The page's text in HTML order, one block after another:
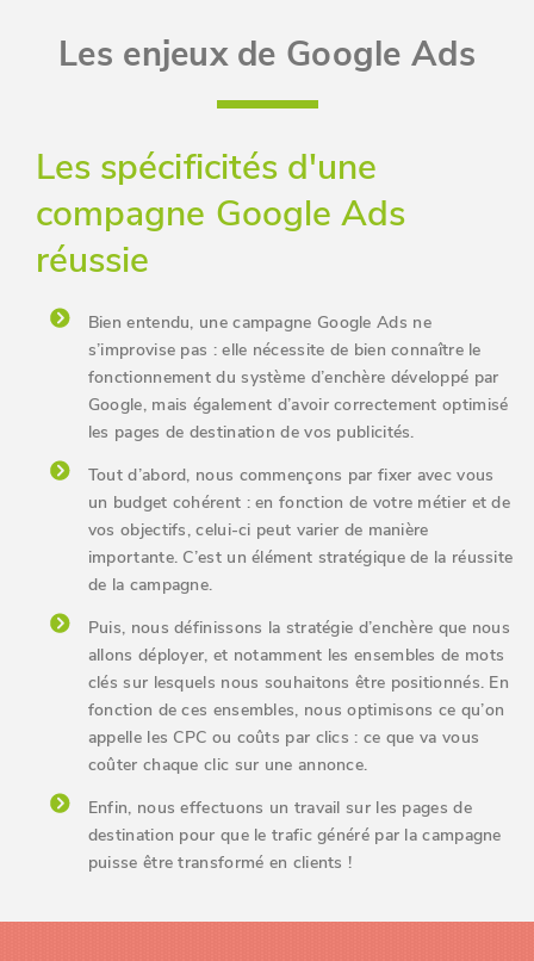
Les enjeux de Google Ads
Les spécificités d'une
compagne Google Ads
réussie
Bien entendu, une campagne Google Ads ne
s’improvise pas : elle nécessite de bien connaître le
fonctionnement du système d’enchère développé par
Google, mais également d’avoir correctement optimisé
les pages de destination de vos publicités.
Tout d’abord, nous commençons par fixer avec vous
un budget cohérent : en fonction de votre métier et de
vos objectifs, celui-ci peut varier de manière
importante. C’est un élément stratégique de la réussite
de la campagne.
Puis, nous définissons la stratégie d’enchère que nous
allons déployer, et notamment les ensembles de mots
clés sur lesquels nous souhaitons être positionnés. En
fonction de ces ensembles, nous optimisons ce qu’on
appelle les CPC ou coûts par clics : ce que va vous
coûter chaque clic sur une annonce.
Enfin, nous effectuons un travail sur les pages de
destination pour que le trafic généré par la campagne
puisse être transformé en clients !